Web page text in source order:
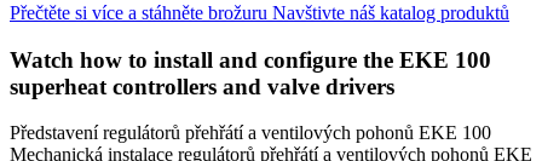
Přečtěte si více a stáhněte brožuru Navštivte náš katalog produktů
Watch how to install and configure the EKE 100
superheat controllers and valve drivers
Představení regulátorů přehřátí a ventilových pohonů EKE 100
Mechanická instalace regulátorů přehřátí a ventilových pohonů EKE